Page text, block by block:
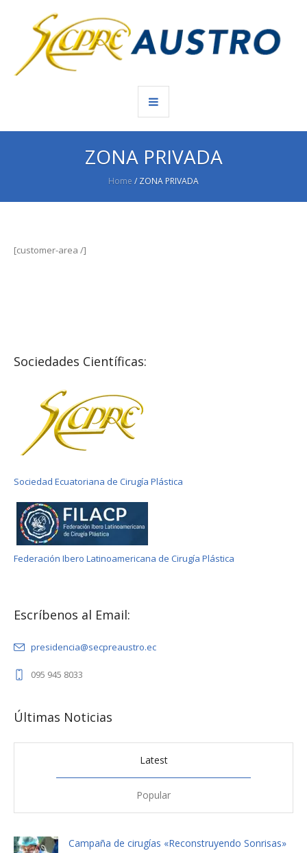
ZONA PRIVADA
Home / ZONA PRIVADA
[customer-area /]
Sociedades Científicas:
Sociedad Ecuatoriana de Cirugía Plástica
Federación Ibero Latinoamericana de Cirugía Plástica
Escríbenos al Email:
presidencia@secpreaustro.ec
095 945 8033
Últimas Noticias
Latest
Popular
Campaña de cirugías «Reconstruyendo Sonrisas»